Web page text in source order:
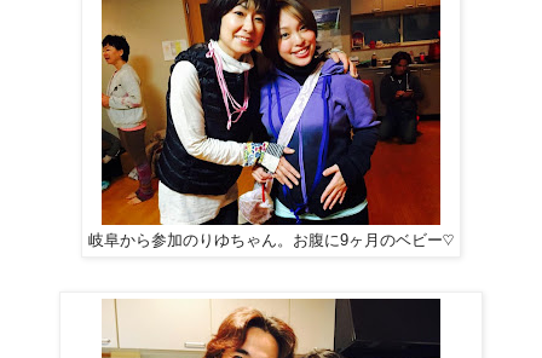
岐阜から参加のりゆちゃん。お腹に9ヶ月のベビー♡